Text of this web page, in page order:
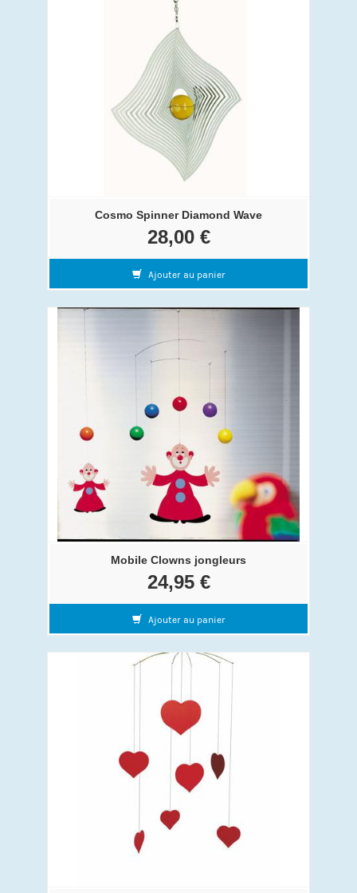
Cosmo Spinner Diamond Wave
28,00 €
Ajouter au panier
Mobile Clowns jongleurs
24,95 €
Ajouter au panier